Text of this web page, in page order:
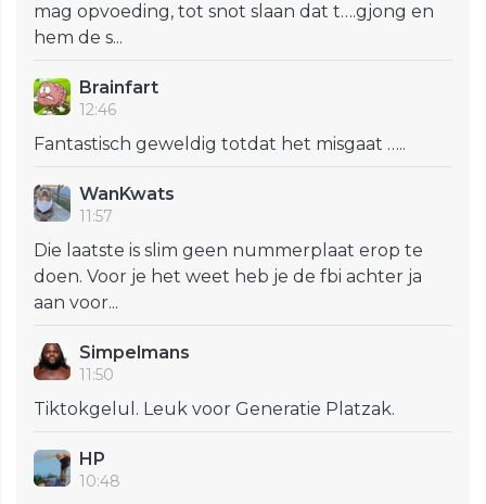
mag opvoeding, tot snot slaan dat t….gjong en
hem de s...
Brainfart
12:46
Fantastisch geweldig totdat het misgaat …..
WanKwats
11:57
Die laatste is slim geen nummerplaat erop te
doen. Voor je het weet heb je de fbi achter ja
aan voor...
Simpelmans
11:50
Tiktokgelul. Leuk voor Generatie Platzak.
HP
10:48